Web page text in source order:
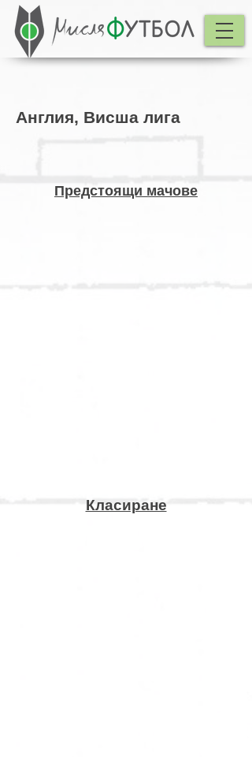
Англия, Висша лига
Предстоящи мачове
Класиране